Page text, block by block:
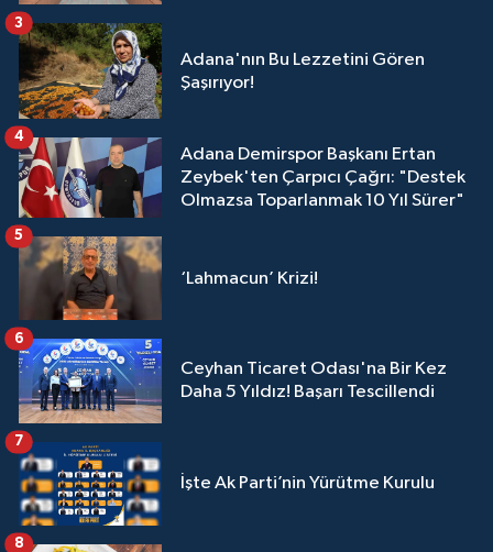
Adana'nın Bu Lezzetini Gören
Şaşırıyor!
3
Adana Demirspor Başkanı Ertan
Zeybek'ten Çarpıcı Çağrı: "Destek
Olmazsa Toparlanmak 10 Yıl Sürer"
4
‘Lahmacun’ Krizi!
5
Ceyhan Ticaret Odası'na Bir Kez
Daha 5 Yıldız! Başarı Tescillendi
6
İşte Ak Parti’nin Yürütme Kurulu
7
8